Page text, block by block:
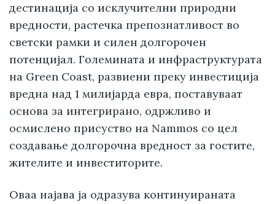
дестинација со исклучителни природни
вредности, растечка препознатливост во
светски рамки и силен долгорочен
потенцијал. Големината и инфраструктурата
на Green Coast, развиени преку инвестиција
вредна над 1 милијарда евра, поставуваат
основа за интегрирано, одржливо и
осмислено присуство на Nammos со цел
создавање долгорочна вредност за гостите,
жителите и инвеститорите.
Оваа најава ја одразува континуираната